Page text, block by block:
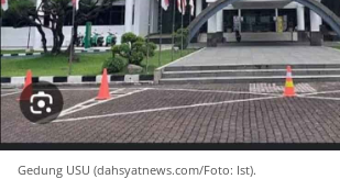
Gedung USU (dahsyatnews.com/Foto: Ist).